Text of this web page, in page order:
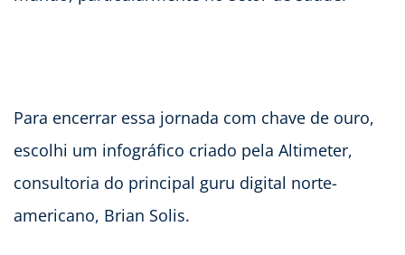
Para encerrar essa jornada com chave de ouro,
escolhi um infográfico criado pela Altimeter,
consultoria do principal guru digital norte-
americano, Brian Solis.